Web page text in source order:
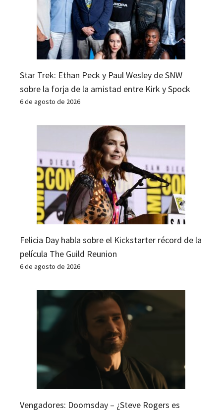
Star Trek: Ethan Peck y Paul Wesley de SNW
sobre la forja de la amistad entre Kirk y Spock
6 de agosto de 2026
Felicia Day habla sobre el Kickstarter récord de la
película The Guild Reunion
6 de agosto de 2026
Vengadores: Doomsday – ¿Steve Rogers es